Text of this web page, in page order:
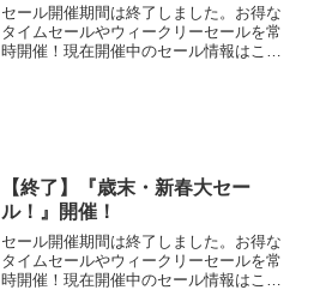
セール開催期間は終了しました。お得な
タイムセールやウィークリーセールを常
時開催！現在開催中のセール情報はこち
【終了】『歳末・新春大セー
ル！』開催！
セール開催期間は終了しました。お得な
タイムセールやウィークリーセールを常
時開催！現在開催中のセール情報はこち